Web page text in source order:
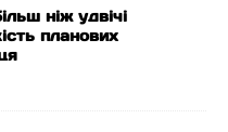
ніж удвічі
планових